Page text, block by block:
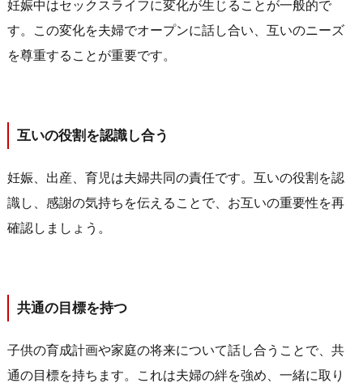
妊娠中はセックスライフに変化が生じることが一般的で
す。この変化を夫婦でオープンに話し合い、互いのニーズ
を尊重することが重要です。
互いの役割を認識し合う
妊娠、出産、育児は夫婦共同の責任です。互いの役割を認
識し、感謝の気持ちを伝えることで、お互いの重要性を再
確認しましょう。
共通の目標を持つ
子供の育成計画や家庭の将来について話し合うことで、共
通の目標を持ちます。これは夫婦の絆を強め、一緒に取り